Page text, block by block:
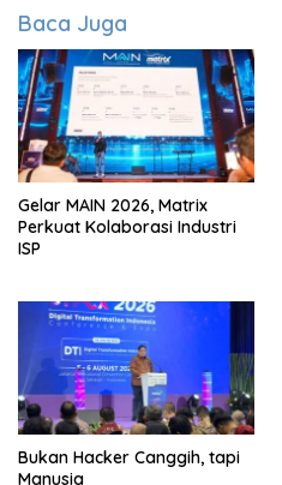
Baca Juga
Gelar MAIN 2026, Matrix
Perkuat Kolaborasi Industri
ISP
Bukan Hacker Canggih, tapi
Manusia